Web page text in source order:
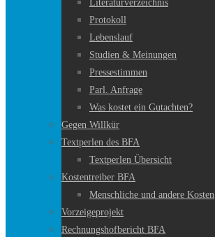
Literaturverzeichnis
Protokoll
Lebenslauf
Studien & Meinungen
Pressestimmen
Parl. Anfrage
Was kostet ein Gutachten?
Gegen Willkür
Textperlen des BFA
Textperlen Übersicht
Kostentreiber BFA
Menschliche und andere Kosten
Vorzeigeprojekt
Rechnungshofbericht BFA